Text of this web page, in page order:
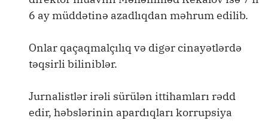
6 ay müddətinə azadlıqdan məhrum edilib.
Onlar qaçaqmalçılıq və digər cinayətlərdə
təqsirli biliniblər.
Jurnalistlər irəli sürülən ittihamları rədd
edir, həbslərinin apardıqları korrupsiya